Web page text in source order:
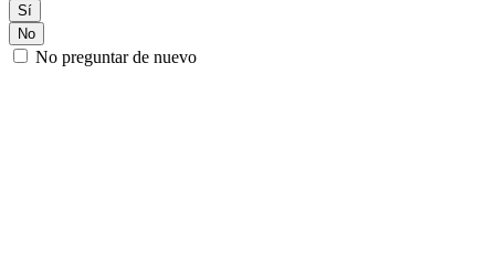
Sí
No
No preguntar de nuevo